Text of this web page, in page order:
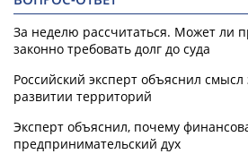
За неделю рассчитаться. Может ли
законно требовать долг до суда
Российский эксперт объяснил
развитии территорий
Эксперт объяснил, почему
предпринимательский дух